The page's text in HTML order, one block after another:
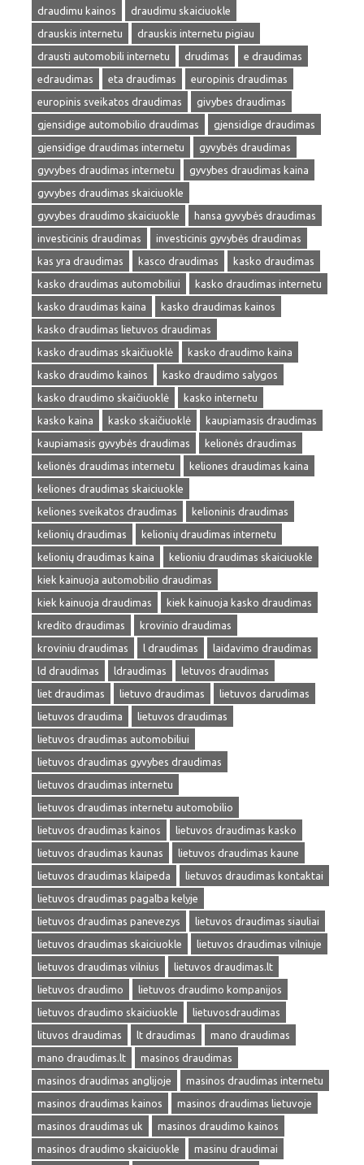
draudimu kainos
draudimu skaiciuokle
drauskis internetu
drauskis internetu pigiau
drausti automobili internetu
drudimas
e draudimas
edraudimas
eta draudimas
europinis draudimas
europinis sveikatos draudimas
givybes draudimas
gjensidige automobilio draudimas
gjensidige draudimas
gjensidige draudimas internetu
gyvybės draudimas
gyvybes draudimas internetu
gyvybes draudimas kaina
gyvybes draudimas skaiciuokle
gyvybes draudimo skaiciuokle
hansa gyvybės draudimas
investicinis draudimas
investicinis gyvybės draudimas
kas yra draudimas
kasco draudimas
kasko draudimas
kasko draudimas automobiliui
kasko draudimas internetu
kasko draudimas kaina
kasko draudimas kainos
kasko draudimas lietuvos draudimas
kasko draudimas skaičiuoklė
kasko draudimo kaina
kasko draudimo kainos
kasko draudimo salygos
kasko draudimo skaičiuoklė
kasko internetu
kasko kaina
kasko skaičiuoklė
kaupiamasis draudimas
kaupiamasis gyvybės draudimas
kelionės draudimas
kelionės draudimas internetu
keliones draudimas kaina
keliones draudimas skaiciuokle
keliones sveikatos draudimas
kelioninis draudimas
kelionių draudimas
kelionių draudimas internetu
kelionių draudimas kaina
kelioniu draudimas skaiciuokle
kiek kainuoja automobilio draudimas
kiek kainuoja draudimas
kiek kainuoja kasko draudimas
kredito draudimas
krovinio draudimas
kroviniu draudimas
l draudimas
laidavimo draudimas
ld draudimas
ldraudimas
letuvos draudimas
liet draudimas
lietuvo draudimas
lietuvos darudimas
lietuvos draudima
lietuvos draudimas
lietuvos draudimas automobiliui
lietuvos draudimas gyvybes draudimas
lietuvos draudimas internetu
lietuvos draudimas internetu automobilio
lietuvos draudimas kainos
lietuvos draudimas kasko
lietuvos draudimas kaunas
lietuvos draudimas kaune
lietuvos draudimas klaipeda
lietuvos draudimas kontaktai
lietuvos draudimas pagalba kelyje
lietuvos draudimas panevezys
lietuvos draudimas siauliai
lietuvos draudimas skaiciuokle
lietuvos draudimas vilniuje
lietuvos draudimas vilnius
lietuvos draudimas.lt
lietuvos draudimo
lietuvos draudimo kompanijos
lietuvos draudimo skaiciuokle
lietuvosdraudimas
lituvos draudimas
lt draudimas
mano draudimas
mano draudimas.lt
masinos draudimas
masinos draudimas anglijoje
masinos draudimas internetu
masinos draudimas kainos
masinos draudimas lietuvoje
masinos draudimas uk
masinos draudimo kainos
masinos draudimo skaiciuokle
masinu draudimai